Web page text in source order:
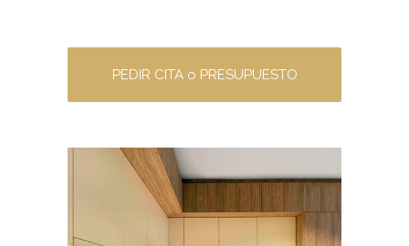
PEDIR CITA o PRESUPUESTO